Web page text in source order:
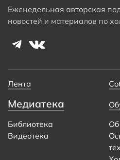
Еженедельная авторская
новостей и материалов по
Лента
Медиатека
Библиотека
Видеотека